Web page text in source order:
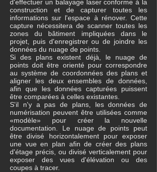
d'effectuer un balayage laser conforme à la
construction et de capturer toutes les
informations sur l'espace à rénover. Cette
capture nécessitera de scanner toutes les
zones du bâtiment impliquées dans le
projet, puis d'enregistrer ou de joindre les
données du nuage de points.
Si des plans existent déjà, le nuage de
points doit être orienté pour correspondre
au système de coordonnées des plans et
aligner les deux ensembles de données,
afin que les données capturées puissent
être comparées à celles existantes.
S'il n'y a pas de plans, les données de
numérisation peuvent être utilisées comme
«modèle» pour créer la nouvelle
documentation. Le nuage de points peut
être divisé horizontalement pour exposer
une vue en plan afin de créer des plans
d'étage précis, ou divisé verticalement pour
exposer des vues d'élévation ou des
coupes à tracer.